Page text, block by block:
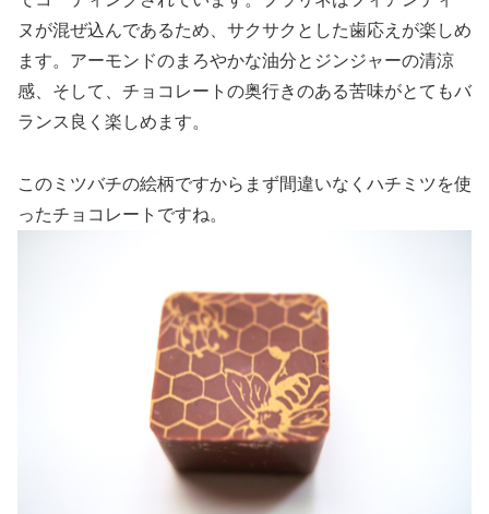
ヌが混ぜ込んであるため、サクサクとした歯応えが楽しめ
ます。アーモンドのまろやかな油分とジンジャーの清涼
感、そして、チョコレートの奥行きのある苦味がとてもバ
ランス良く楽しめます。
このミツバチの絵柄ですからまず間違いなくハチミツを使
ったチョコレートですね。